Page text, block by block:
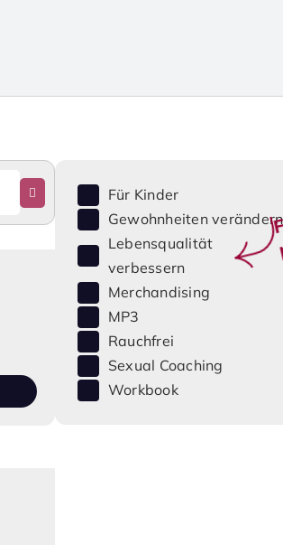
Für Kinder
Gewohnheiten verändern
Lebensqualität
verbessern
Merchandising
MP3
Rauchfrei
Sexual Coaching
Workbook